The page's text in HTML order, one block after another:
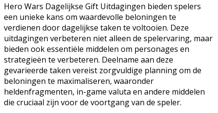
Hero Wars Dagelijkse Gift Uitdagingen bieden spelers
een unieke kans om waardevolle beloningen te
verdienen door dagelijkse taken te voltooien. Deze
uitdagingen verbeteren niet alleen de spelervaring, maar
bieden ook essentiële middelen om personages en
strategieën te verbeteren. Deelname aan deze
gevarieerde taken vereist zorgvuldige planning om de
beloningen te maximaliseren, waaronder
heldenfragmenten, in-game valuta en andere middelen
die cruciaal zijn voor de voortgang van de speler.